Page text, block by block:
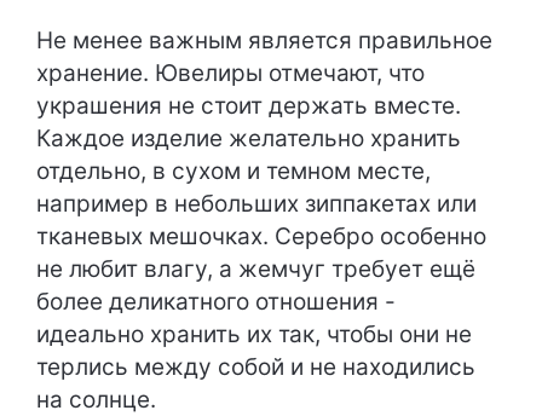
Не менее важным является правильное
хранение. Ювелиры отмечают, что
украшения не стоит держать вместе.
Каждое изделие желательно хранить
отдельно, в сухом и темном месте,
например в небольших зиппакетах или
тканевых мешочках. Серебро особенно
не любит влагу, а жемчуг требует ещё
более деликатного отношения -
идеально хранить их так, чтобы они не
терлись между собой и не находились
на солнце.